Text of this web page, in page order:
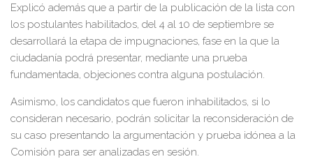
Explicó además que a partir de la publicación de la lista con
los postulantes habilitados, del 4 al 10 de septiembre se
desarrollará la etapa de impugnaciones, fase en la que la
ciudadanía podrá presentar, mediante una prueba
fundamentada, objeciones contra alguna postulación.
Asimismo, los candidatos que fueron inhabilitados, si lo
consideran necesario, podrán solicitar la reconsideración de
su caso presentando la argumentación y prueba idónea a la
Comisión para ser analizadas en sesión.